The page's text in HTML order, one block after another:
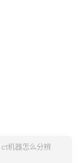
ct机器怎么分辨